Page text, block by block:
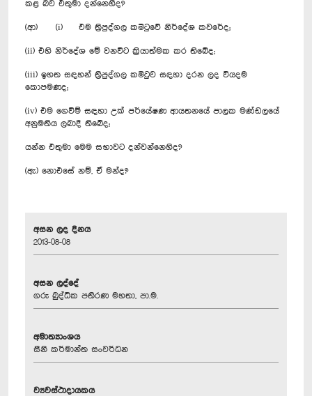
කළ බව එතුමා දන්නෙහිද‍?
(ආ) (i) එම ත්‍රිපුද්ගල කමිටුවේ නිර්දේශ කවරේද;
(ii) එහි නිර්දේශ මේ වනවිට ක්‍රියාත්මක කර තිබේද;
(iii) ඉහත සඳහන් ත්‍රිපුද්ගල කමිටුව සඳහා දරන ලද වියදම
කොපමණද;
(iv) එම ගෙවිම් සඳහා උක් පර්යේෂණ ආයතනයේ පාලක මණ්ඩලයේ
අනුමතිය ලබාදී තිබේද;
යන්න එතුමා මෙම සභාවට දන්වන්නෙහිද?
(ඇ) නොඑසේ නම්, ඒ මන්ද?
අසන ලද දිනය
2013-08-08
අසන ලද්දේ
ගරු බුද්ධික පතිරණ මහතා, පා.ම.
අමාත්‍යාංශය
සීනි කර්මාන්ත සංවර්ධන
ව්‍යවස්ථාදායකය